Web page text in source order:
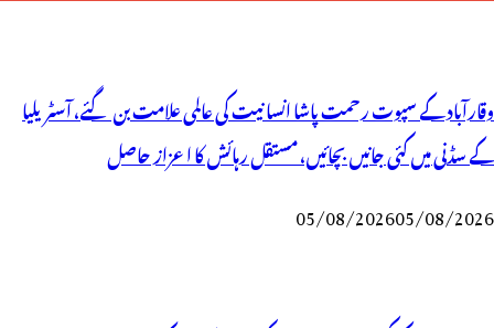
وقارآباد کے سپوت رحمت پاشا انسانیت کی عالمی علامت بن گئے، آسٹریلیا
کے سڈنی میں کئی جانیں بچائیں، مستقل رہائش کا اعزاز حاصل
05/08/202605/08/2026